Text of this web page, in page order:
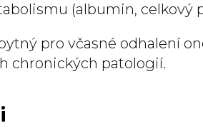
(albumin, celkový
pro včasné odhalení
chronických patologií.